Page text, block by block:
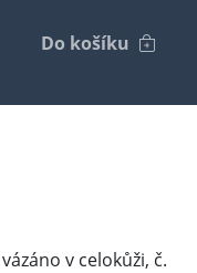
Do košíku
v celokůži, č.